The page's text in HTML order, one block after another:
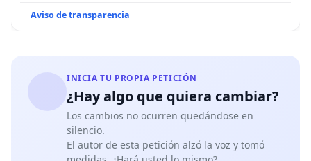
Aviso de transparencia
INICIA TU PROPIA PETICIÓN
¿Hay algo que quiera cambiar?
Los cambios no ocurren quedándose en
silencio.
El autor de esta petición alzó la voz y tomó